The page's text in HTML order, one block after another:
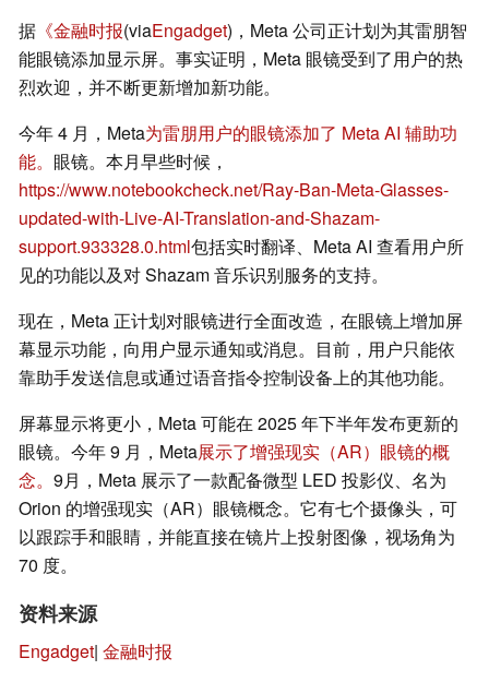
据 《金融时报(viaEngadget)，Meta 公司正计划为其雷朋智
能眼镜添加显示屏。事实证明，Meta 眼镜受到了用户的热
烈欢迎，并不断更新增加新功能。
今年 4 月，Meta为雷朋用户的眼镜添加了 Meta AI 辅助功
能。 眼镜。本月早些时候，
https://www.notebookcheck.net/Ray-Ban-Meta-Glasses-
updated-with-Live-AI-Translation-and-Shazam-
support.933328.0.html包括实时翻译、Meta AI 查看用户所
见的功能以及对 Shazam 音乐识别服务的支持。
现在，Meta 正计划对眼镜进行全面改造，在眼镜上增加屏
幕显示功能，向用户显示通知或消息。目前，用户只能依
靠助手发送信息或通过语音指令控制设备上的其他功能。
屏幕显示将更小，Meta 可能在 2025 年下半年发布更新的
眼镜。今年 9 月，Meta展示了增强现实（AR）眼镜的概
念。 9月，Meta 展示了一款配备微型 LED 投影仪、名为
Orion 的增强现实（AR）眼镜概念。它有七个摄像头，可
以跟踪手和眼睛，并能直接在镜片上投射图像，视场角为
70 度。
资料来源
Engadget| 金融时报